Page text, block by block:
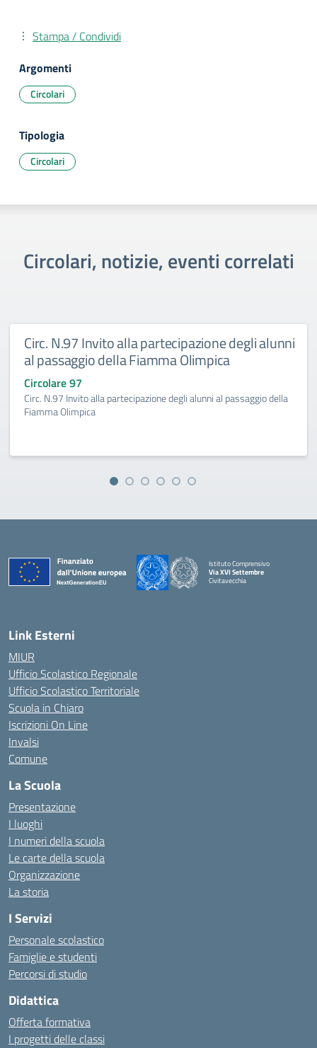
Stampa / Condividi
Argomenti
Circolari
Tipologia
Circolari
Circolari, notizie, eventi correlati
Circ. N.97 Invito alla partecipazione degli alunni
al passaggio della Fiamma Olimpica
Circolare 97
Circ. N.97 Invito alla partecipazione degli alunni al passaggio della
Fiamma Olimpica
Istituto Comprensivo
Via XVI Settembre
Civitavecchia
Link Esterni
MIUR
Ufficio Scolastico Regionale
Ufficio Scolastico Territoriale
Scuola in Chiaro
Iscrizioni On Line
Invalsi
Comune
La Scuola
Presentazione
I luoghi
I numeri della scuola
Le carte della scuola
Organizzazione
La storia
I Servizi
Personale scolastico
Famiglie e studenti
Percorsi di studio
Didattica
Offerta formativa
I progetti delle classi